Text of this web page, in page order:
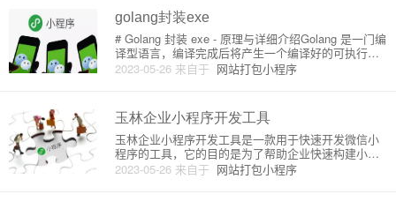
golang封装exe
2023-05-26 来自于 网站打包小程序
# Golang 封装 exe - 原理与详细介绍Golang 是一门编
译型语言，编译完成后将产生一个编译好的可执行文
件（即 exe 文件）。在此我们将探讨如何通过 Golang
将你的程序封装成一个独立的 exe 文件，并对此进行
玉林企业小程序开发工具
2023-05-26 来自于 网站打包小程序
玉林企业小程序开发工具是一款用于快速开发微信小
程序的工具，它的目的是为了帮助企业快速构建小程
序，降低开发难度和成本，提高开发效率。下面将介
绍玉林企业小程序开发工具的原理和详细介绍。一、